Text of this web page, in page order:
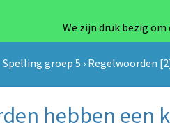
We zijn druk bezig
Spelling groep 5 › Regelwoorden
hebben een